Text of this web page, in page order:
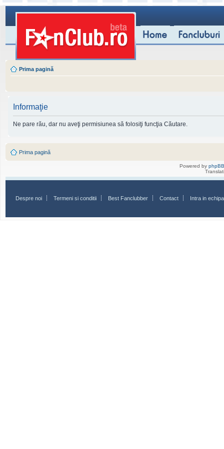
Prima pagină
Informaţie
Ne pare rău, dar nu aveţi permisiunea să folosiţi funcţia Căutare.
Prima pagină
Powered by phpBB
Despre noi Termeni si conditii Best Fanclubber Contact Intra in